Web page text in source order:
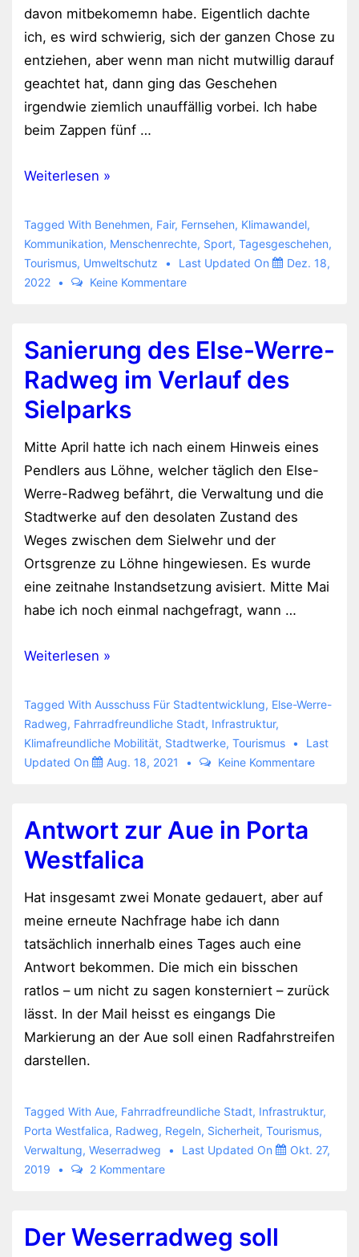
davon mitbekomemn habe. Eigentlich dachte
ich, es wird schwierig, sich der ganzen Chose zu
entziehen, aber wenn man nicht mutwillig darauf
geachtet hat, dann ging das Geschehen
irgendwie ziemlich unauffällig vorbei. Ich habe
beim Zappen fünf …
Fußball-
in
Katar
Weiterlesen »
Tagged With Benehmen, Fair, Fernsehen, Klimawandel,
Kommunikation, Menschenrechte, Sport, Tagesgeschehen,
Tourismus, Umweltschutz Last Updated On
Dez. 18,
2022
Keine Kommentare
Sanierung des Else-Werre-
Radweg im Verlauf des
Sielparks
Mitte April hatte ich nach einem Hinweis eines
Pendlers aus Löhne, welcher täglich den Else-
Werre-Radweg befährt, die Verwaltung und die
Stadtwerke auf den desolaten Zustand des
Weges zwischen dem Sielwehr und der
Ortsgrenze zu Löhne hingewiesen. Es wurde
eine zeitnahe Instandsetzung avisiert. Mitte Mai
habe ich noch einmal nachgefragt, wann …
Sanierung
Else-
Werre-
Radweg
im
des
Sielparks
Weiterlesen »
Tagged With Ausschuss Für Stadtentwicklung, Else-Werre-
Radweg, Fahrradfreundliche Stadt, Infrastruktur,
Klimafreundliche Mobilität, Stadtwerke, Tourismus
Last
Updated On
Aug. 18, 2021 Keine Kommentare
Antwort zur Aue in Porta
Westfalica
Hat insgesamt zwei Monate gedauert, aber auf
meine erneute Nachfrage habe ich dann
tatsächlich innerhalb eines Tages auch eine
Antwort bekommen. Die mich ein bisschen
ratlos – um nicht zu sagen konsterniert – zurück
lässt. In der Mail heisst es eingangs Die
Markierung an der Aue soll einen Radfahrstreifen
darstellen.
Tagged With Aue, Fahrradfreundliche Stadt, Infrastruktur,
Porta Westfalica, Radweg, Regeln, Sicherheit, Tourismus,
Verwaltung, Weserradweg Last Updated On
Okt. 27,
2019
2 Kommentare
Der Weserradweg soll